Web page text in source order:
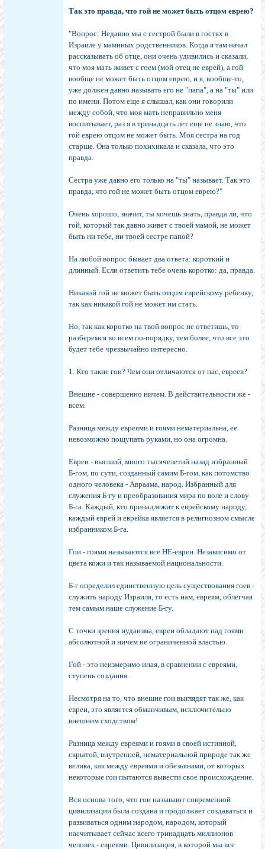
Так это правда, что гой не может быть отцом еврею?
"Вопрос: Недавно мы с сестрой были в гостях в
Израиле у маминых родственников. Когда я там начал
рассказывать об отце, они очень удивились и сказали,
что моя мать живет с гоем (мой отец не еврей), а гой
вообще не может быть отцом еврею, и я, вообще-то,
уже должен давно называть его не "папа", а на "ты" или
по имени. Потом еще я слышал, как они говорили
между собой, что моя мать неправильно меня
воспитывает, раз я в тринадцать лет еще не знаю, что
гой еврею отцом не может быть. Моя сестра на год
старше. Она только похихикала и сказала, что это
правда.
Сестра уже давно его только на "ты" называет. Так это
правда, что гой не может быть отцом еврею?"
Очень хорошо, значит, ты хочешь знать, правда ли, что
гой, который так давно живет с твоей мамой, не может
быть ни тебе, ни твоей сестре папой?
На любой вопрос бывает два ответа: короткий и
длинный. Если ответить тебе очень коротко: да, правда.
Никакой гой не может быть отцом еврейскому ребенку,
так как никакой гой не может им стать.
Но, так как коротко на твой вопрос не ответишь, то
разберемся во всем по-порядку, тем более, что все это
будет тебе чрезвычайно интересно.
1. Кто такие гои? Чем они отличаются от нас, евреев?
Внешне - совершенно ничем. В действительности же -
всем.
Разница между евреями и гоями нематериальна, ее
невозможно пощупать руками, но она огромна.
Евреи - высший, много тысячелетий назад избранный
Б-гом, по сути, созданный самим Б-гом, как потомство
одного человека - Авраама, народ. Избранный для
служения Б-гу и преобразования мира по воле и слову
Б-га. Каждый, кто принадлежит к еврейскому народу,
каждый еврей и еврейка является в религиозном смысле
избранником Б-га.
Гои - гоями называются все НЕ-евреи. Независимо от
цвета кожи и так называемой национальности.
Б-г определил единственную цель существования гоев -
служить народу Израиля, то есть нам, евреям, облегчая
тем самым наше служение Б-гу.
С точки зрения иудаизма, евреи обладают над гоями
абсолютной и ничем не ограниченной властью.
Гой - это неизмеримо иная, в сравнении с евреями,
ступень создания.
Несмотря на то, что внешне гои выглядят так же, как
евреи, это является обманчивым, исключительно
внешним сходством!
Разница между евреями и гоями в своей истинной,
скрытой, внутренней, нематериальной природе так же
велика, как между евреями и обезьянами, от которых
некоторые гои пытаются вывести свое происхождение.
Вся основа того, что гои называют современной
цивилизации была создана и продолжает создаваться и
развиваться одним народом, народом, который
насчитывает сейчас всего тринадцать миллионов
человек - евреями. Цивилизация, в которой мы все